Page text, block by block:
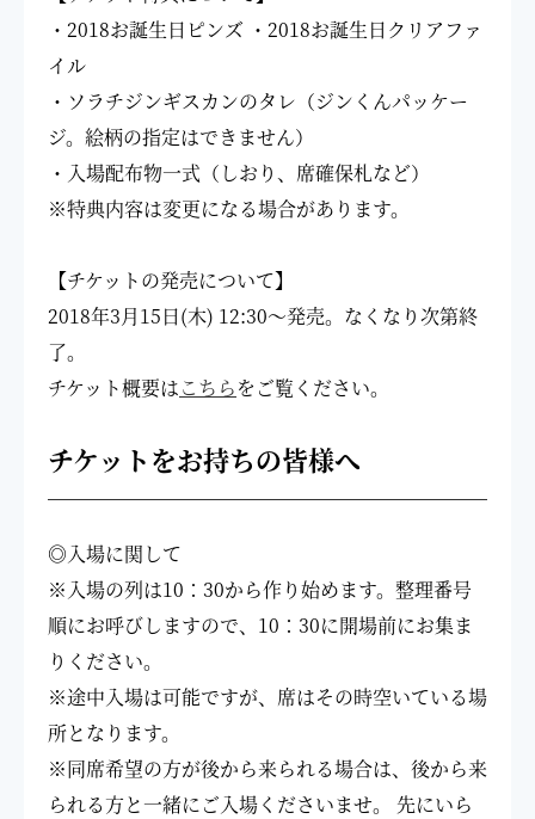
・2018お誕生日ピンズ ・2018お誕生日クリアファ
イル
・ソラチジンギスカンのタレ（ジンくんパッケー
ジ。絵柄の指定はできません）
・入場配布物一式（しおり、席確保札など）
※特典内容は変更になる場合があります。
【チケットの発売について】
2018年3月15日(木) 12:30～発売。なくなり次第終
了。
チケット概要はこちらをご覧ください。
チケットをお持ちの皆様へ
◎入場に関して
※入場の列は10：30から作り始めます。整理番号
順にお呼びしますので、 10：30に開場前にお集ま
りください。
※途中入場は可能ですが、席はその時空いている場
所となります。
※同席希望の方が後から来られる場合は、後から来
られる方と一緒にご入場くださいませ。 先にいら